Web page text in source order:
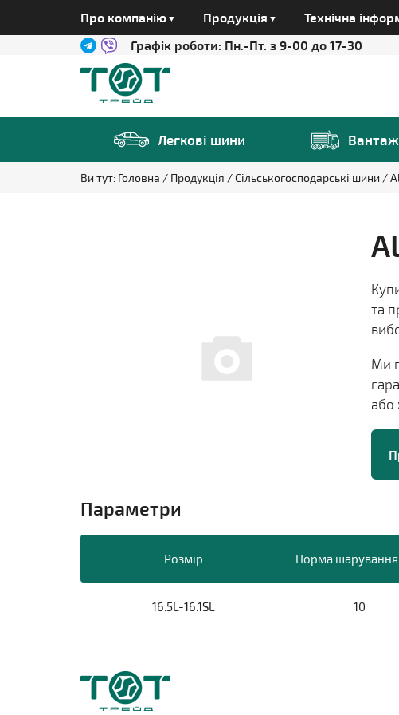
Про компанію Продукція Технічна
Графік роботи: Пн.-Пт. з 9-00 до 17-30
Легкові шини
Ви тут: Головна Продукція Сільськогосподарські шини
та
Ми
або
Параметри
Розмір Норма шарування
16.5L-16.1SL 10